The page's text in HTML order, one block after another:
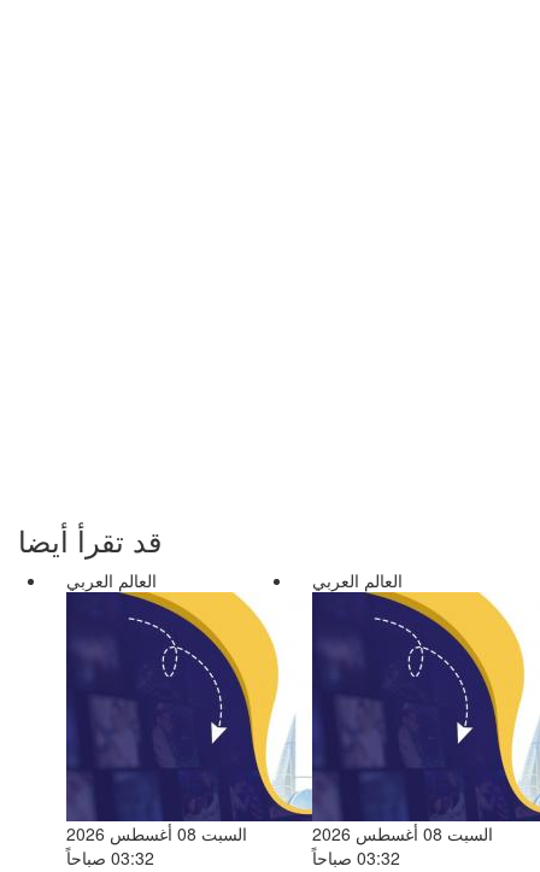
قد تقرأ أيضا
العالم العربي
السبت 08 أغسطس 2026
03:32 صباحاً
العالم العربي
السبت 08 أغسطس 2026
03:32 صباحاً